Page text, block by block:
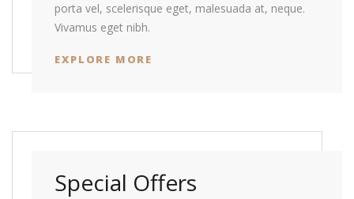
porta vel, scelerisque eget, malesuada at, neque.
Vivamus eget nibh.
EXPLORE MORE
Special Offers